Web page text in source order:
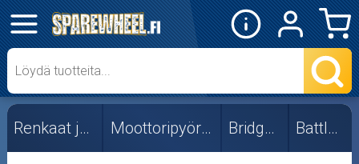
✕
Mopon osat
Skootterin osat
Crossipyörän osat
Renkaat ja vanteet Moottoripyörän renkaat Bridgestone Battlax T31